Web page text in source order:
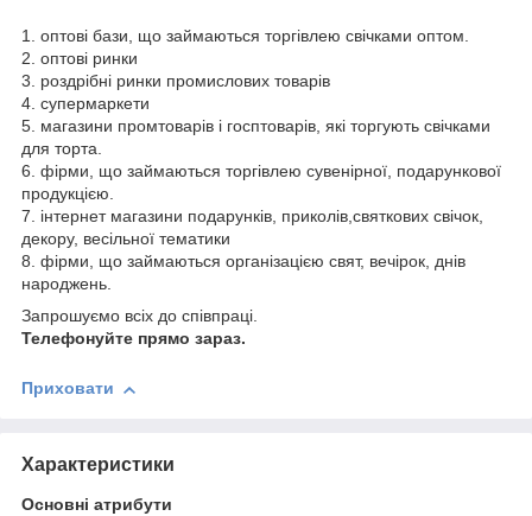
1. оптові бази, що займаються торгівлею свічками оптом.
2. оптові ринки
3. роздрібні ринки промислових товарів
4. супермаркети
5. магазини промтоварів і госптоварів, які торгують свічками
для торта.
6. фірми, що займаються торгівлею сувенірної, подарункової
продукцією.
7. інтернет магазини подарунків, приколів,святкових свічок,
декору, весільної тематики
8. фірми, що займаються організацією свят, вечірок, днів
народжень.
Запрошуємо всіх до співпраці.
Телефонуйте прямо зараз.
Приховати
Характеристики
Основні атрибути